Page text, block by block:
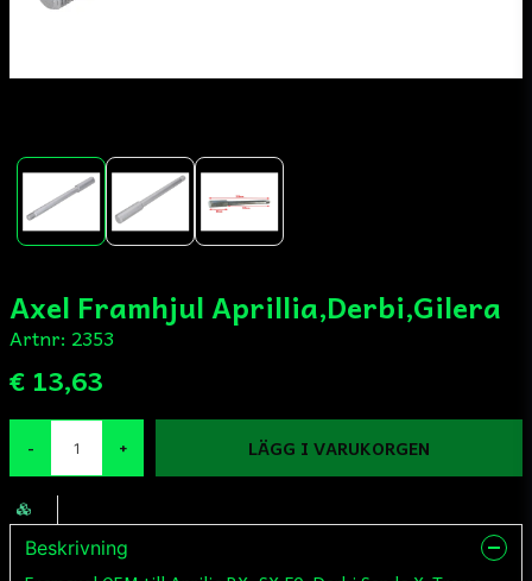
Axel Framhjul Aprillia,Derbi,Gilera
Artnr: 2353
€ 13,63
- + LÄGG I VARUKORGEN
Beskrivning